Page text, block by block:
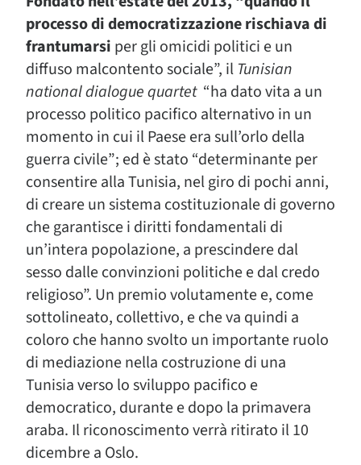
processo di democratizzazione rischiava di
frantumarsi per gli omicidi politici e un
diffuso malcontento sociale”, il Tunisian
national dialoguequartet “ha dato vita a un
processo politico pacifico alternativo in un
momento in cui il Paese era sull’orlo della
guerra civile”; ed è stato “determinante per
consentire alla Tunisia, nel giro di pochi anni,
di creare un sistema costituzionale di governo
che garantisce i diritti fondamentali di
un’intera popolazione, a prescindere dal
sesso dalle convinzioni politiche e dal credo
religioso”. Un premio volutamente e, come
sottolineato, collettivo, e che va quindi a
coloro che hanno svolto un importante ruolo
di mediazione nella costruzione di una
Tunisia verso lo sviluppo pacifico e
democratico, durante e dopo la primavera
araba. Il riconoscimento verrà ritirato il 10
dicembre a Oslo.